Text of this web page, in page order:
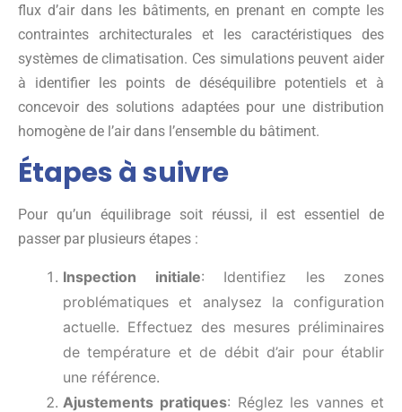
flux d’air dans les bâtiments, en prenant en compte les
contraintes architecturales et les caractéristiques des
systèmes de climatisation. Ces simulations peuvent aider
à identifier les points de déséquilibre potentiels et à
concevoir des solutions adaptées pour une distribution
homogène de l’air dans l’ensemble du bâtiment.
Étapes à suivre
Pour qu’un équilibrage soit réussi, il est essentiel de
passer par plusieurs étapes :
Inspection initiale: Identifiez les zones
problématiques et analysez la configuration
actuelle. Effectuez des mesures préliminaires
de température et de débit d’air pour établir
une référence.
Ajustements pratiques: Réglez les vannes et